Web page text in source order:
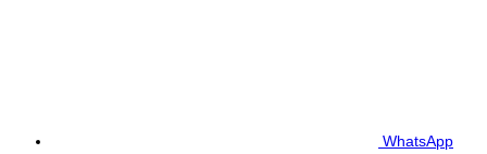
WhatsApp